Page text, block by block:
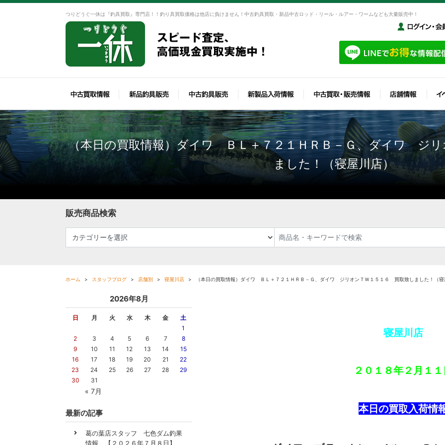
つりどうぐ一休は『釣具買取』専門店！！釣り具買取価格は他店に負けません！中古釣具買取・新品中古ロッド・リール・ルアー・ワームなども大量販売中！
（本日の買取情報）ダイワ ＢＬ＋７２１ＨＲＢ－Ｇ、ダイワ ジ
ました！（寝屋川店）
販売商品検索
ホーム スタッフブログ 店舗別 寝屋川店 （本日の買取情報）ダイワ ＢＬ＋７２１ＨＲＢ－Ｇ、ダイワ ジリオンＴＷ１５１６ 買取致しました！（寝
寝屋川店
２０１８年２ 月１１
本日の買取入荷情
2026年8月
日 月 火 水 木 金 土
« 7月
1
2
3 4 5 6 7
8
9
10 11 12 13 14
15
16
17 18 19 20 21
22
23
24 25 26 27 28
29
30
31
最新の記事
葛の葉店スタッフ 七色ダム釣果
情報 【２０２６年７月８日】